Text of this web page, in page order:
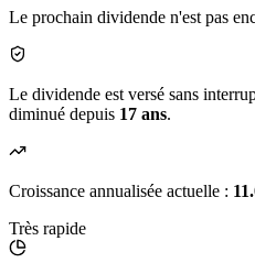
Le prochain dividende n'est pas
Le dividende est versé sans
diminué depuis 17 ans.
Croissance annualisée actuelle :
Très rapide